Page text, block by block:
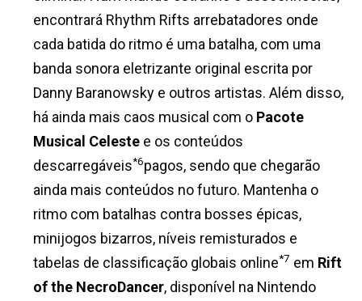
encontrará Rhythm Rifts arrebatadores onde
cada batida do ritmo é uma batalha, com uma
banda sonora eletrizante original escrita por
Danny Baranowsky e outros artistas. Além disso,
há ainda mais caos musical com o Pacote
Musical Celeste e os conteúdos
descarregáveis*6pagos, sendo que chegarão
ainda mais conteúdos no futuro. Mantenha o
ritmo com batalhas contra bosses épicas,
minijogos bizarros, níveis remisturados e
tabelas de classificação globais online*7 em Rift
of the NecroDancer, disponível na Nintendo